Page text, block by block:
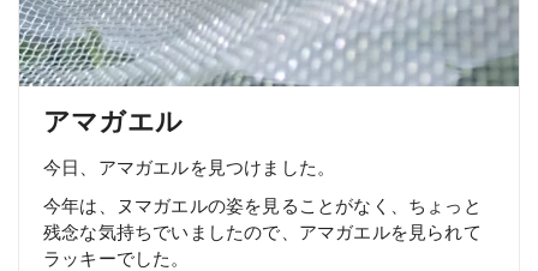
アマガエル
今日、アマガエルを見つけました。
今年は、ヌマガエルの姿を見ることがなく、ちょっと
残念な気持ちでいましたので、アマガエルを見られて
ラッキーでした。